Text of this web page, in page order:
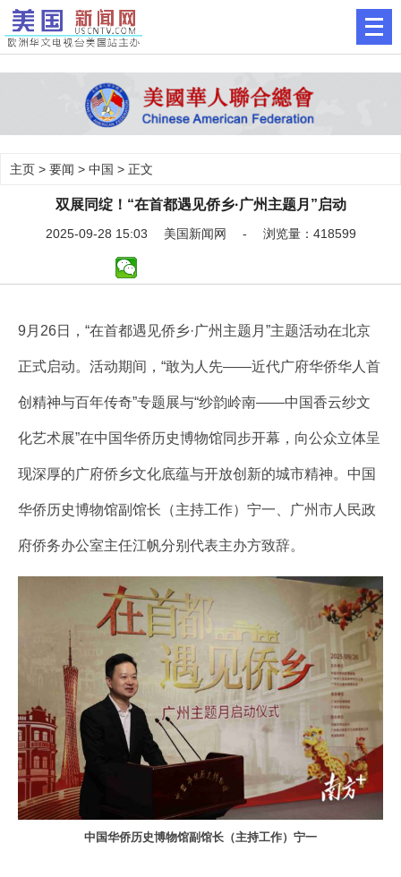
主页 > 要闻 > 中国 > 正文
双展同绽！“在首都遇见侨乡·广州主题月”启动
2025-09-28 15:03 美国新闻网 - 浏览量：418599
9月26日，“在首都遇见侨乡·广州主题月”主题活动在北京
正式启动。活动期间，“敢为人先——近代广府华侨华人首
创精神与百年传奇”专题展与“纱韵岭南——中国香云纱文
化艺术展”在中国华侨历史博物馆同步开幕，向公众立体呈
现深厚的广府侨乡文化底蕴与开放创新的城市精神。中国
华侨历史博物馆副馆长（主持工作）宁一、广州市人民政
府侨务办公室主任江帆分别代表主办方致辞。
中国华侨历史博物馆副馆长（主持工作）宁一